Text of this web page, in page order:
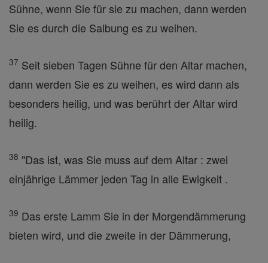
Sühne, wenn Sie für sie zu machen, dann werden
Sie es durch die Salbung es zu weihen.
37 Seit sieben Tagen Sühne für den Altar machen,
dann werden Sie es zu weihen, es wird dann als
besonders heilig, und was berührt der Altar wird
heilig.
38 "Das ist, was Sie muss auf dem Altar : zwei
einjährige Lämmer jeden Tag in alle Ewigkeit .
39 Das erste Lamm Sie in der Morgendämmerung
bieten wird, und die zweite in der Dämmerung,